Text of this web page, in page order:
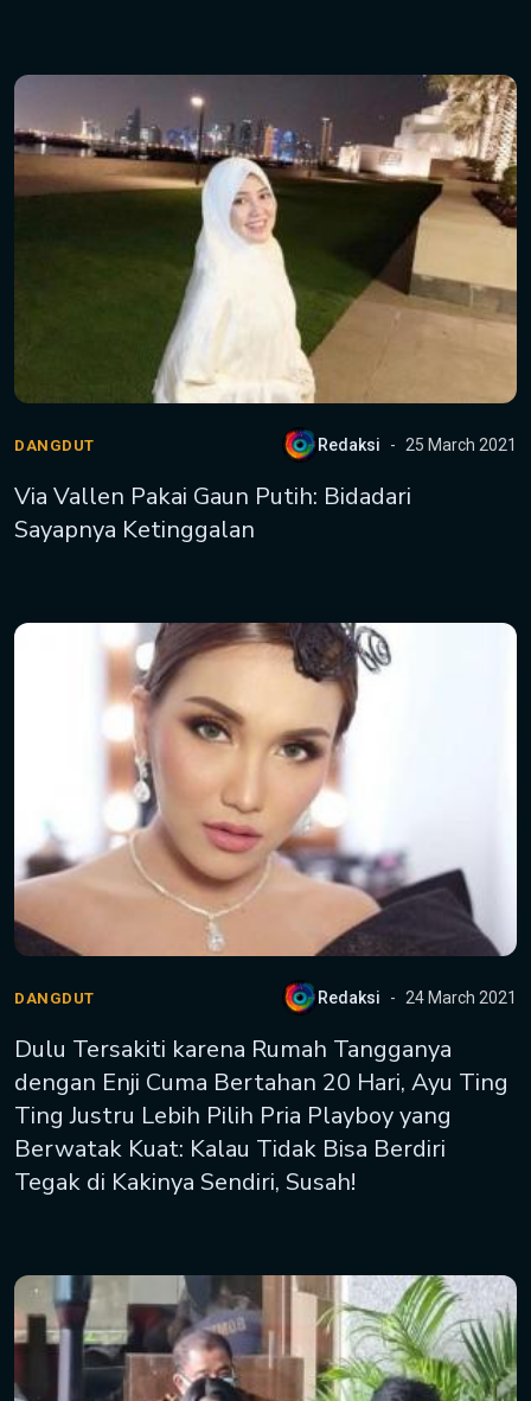
DANGDUT Redaksi 25 March 2021
Via Vallen Pakai Gaun Putih: Bidadari
Sayapnya Ketinggalan
DANGDUT Redaksi 24 March 2021
Dulu Tersakiti karena Rumah Tangganya
dengan Enji Cuma Bertahan 20 Hari, Ayu Ting
Ting Justru Lebih Pilih Pria Playboy yang
Berwatak Kuat: Kalau Tidak Bisa Berdiri
Tegak di Kakinya Sendiri, Susah!